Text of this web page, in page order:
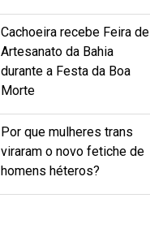
Cachoeira recebe Feira de
Artesanato da Bahia
durante a Festa da Boa
Morte
Por que mulheres trans
viraram o novo fetiche de
homens héteros?